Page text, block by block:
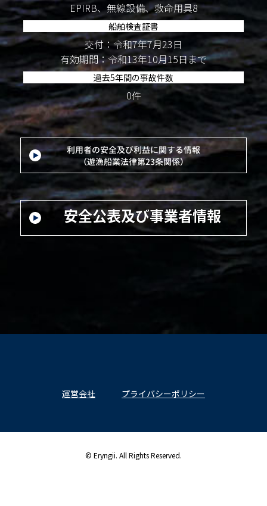
EPIRB、無線設備、救命用具8
船舶検査証書
交付：令和7年7月23日
有効期間：令和13年10月15日まで
過去5年間の事故件数
0件
運営会社 プライバシーポリシー
© Eryngii. All Rights Reserved.